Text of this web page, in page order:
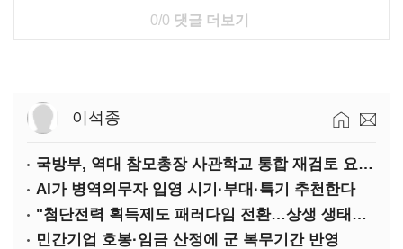
0/0 댓글 더보기
이석종
국방부, 역대 참모총장 사관학교 통합 재검토 요구에 "다양한 의견 수렴해 합리적 시스템 만들 것"
AI가 병역의무자 입영 시기·부대·특기 추천한다
"첨단전력 획득제도 패러다임 전환…상생 생태계 조성해 대체불가 K-방산 도약"
민간기업 호봉·임금 산정에 군 복무기간 반영